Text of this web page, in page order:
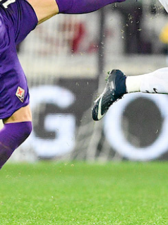
2026